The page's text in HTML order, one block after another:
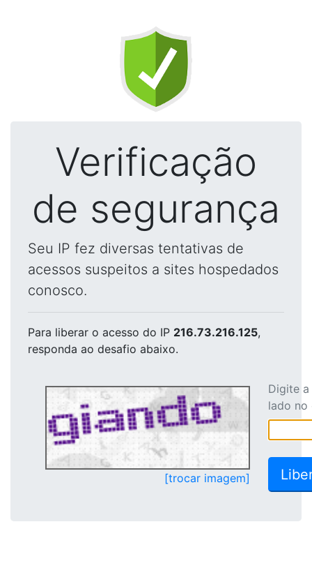
Verificação
de segurança
Seu IP fez diversas tentativas de
acessos suspeitos a sites hospedados
conosco.
Para liberar o acesso do IP 216.73.216.125,
responda ao desafio abaixo.
[trocar imagem]
Digite
lado no